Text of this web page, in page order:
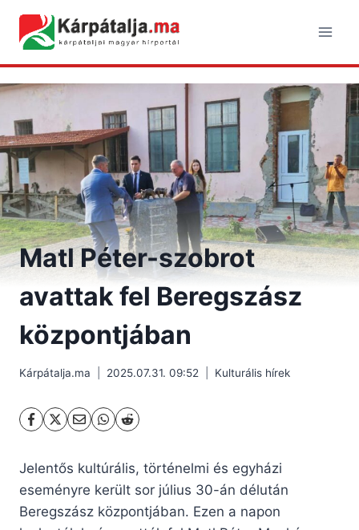
content
Matl Péter-szobrot
avattak fel Beregszász
központjában
Kárpátalja.ma 2025.07.31. 09:52 Kulturális hírek
Jelentős kultúrális, történelmi és egyházi
eseményre került sor július 30-án délután
Beregszász központjában. Ezen a napon